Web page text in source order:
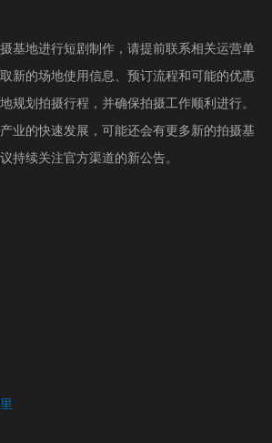
基地进行短剧制作，请提前联系相关运营单
新的场地使用信息、预订流程和可能的优惠
规划拍摄行程，并确保拍摄工作顺利进行。
业的快速发展，可能还会有更多新的拍摄基
持续关注官方渠道的新公告。